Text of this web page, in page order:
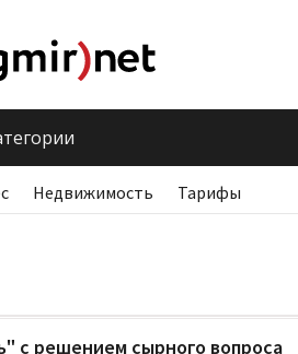
Недвижимость Тарифы
с решением сырного вопроса